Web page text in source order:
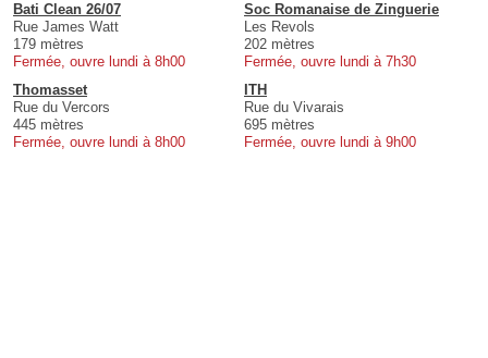
Bati Clean 26/07
Rue James Watt
179 mètres
Fermée, ouvre lundi à 8h00
Soc Romanaise de Zinguerie
Les Revols
202 mètres
Fermée, ouvre lundi à 7h30
Thomasset
Rue du Vercors
445 mètres
Fermée, ouvre lundi à 8h00
ITH
Rue du Vivarais
695 mètres
Fermée, ouvre lundi à 9h00